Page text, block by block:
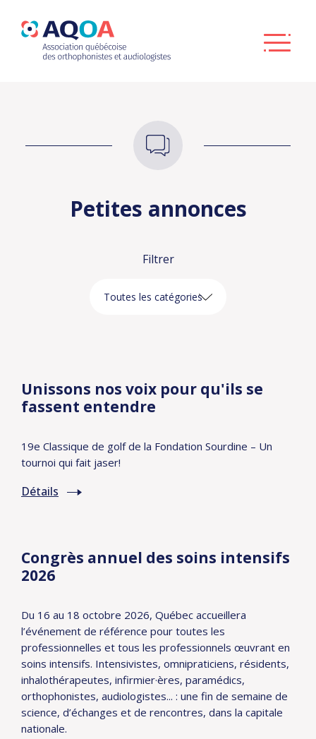
Petites annonces
Filtrer
Unissons nos voix pour qu'ils se
fassent entendre
19e Classique de golf de la Fondation Sourdine – Un
tournoi qui fait jaser!
Détails
Congrès annuel des soins intensifs
2026
Du 16 au 18 octobre 2026, Québec accueillera
l’événement de référence pour toutes les
professionnelles et tous les professionnels œuvrant en
soins intensifs. Intensivistes, omnipraticiens, résidents,
inhalothérapeutes, infirmier·ères, paramédics,
orthophonistes, audiologistes... : une fin de semaine de
science, d’échanges et de rencontres, dans la capitale
nationale.